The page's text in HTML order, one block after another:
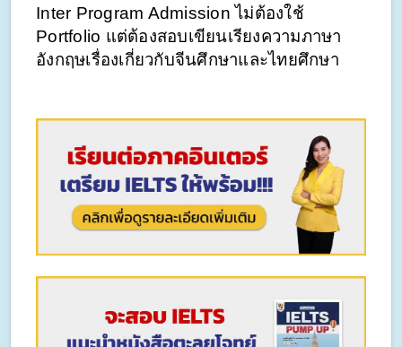
Inter Program Admission ไม่ต้องใช้
Portfolio แต่ต้องสอบเขียนเรียงความภาษา
อังกฤษเรื่องเกี่ยวกับจีนศึกษาและไทยศึกษา